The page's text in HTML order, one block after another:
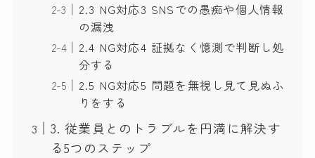
2.3 NG対応3 SNSでの愚痴や個人情報
の漏洩
2.4 NG対応4 証拠なく憶測で判断し処
分する
2.5 NG対応5 問題を無視し見て見ぬふ
りをする
3. 従業員とのトラブルを円満に解決す
る5つのステップ